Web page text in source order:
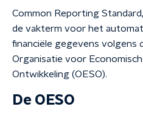
Common Reporting
de vakterm voor het
financiële gegevens volgens
Organisatie voor
Ontwikkeling (OESO).
De OESO